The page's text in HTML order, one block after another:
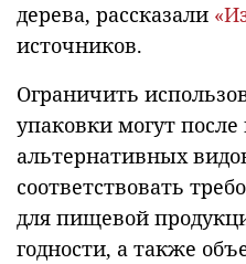
дерева, рассказали
источников.
Ограничить
упаковки могут
альтернативных
соответствовать
для пищевой
годности, а также